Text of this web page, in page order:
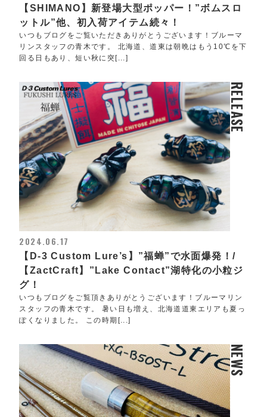
【SHIMANO】新登場大型ポッパー！”ボムスロ
ットル”他、初入荷アイテム続々！
いつもブログをご覧いただきありがとうございます！ブルーマ
リンスタッフの青木です。 北海道、道東は朝晩はもう10℃を下
回る日もあり、短い秋に突[...]
RELEASE
2024.06.17
【D-3 Custom Lure’s】”福蝉”で水面爆発！/
【ZactCraft】”Lake Contact”湖特化の小粒ジ
グ！
いつもブログをご覧頂きありがとうございます！ブルーマリン
スタッフの青木です。 暑い日も増え、北海道道東エリアも夏っ
ぽくなりました。 この時期[...]
NEWS